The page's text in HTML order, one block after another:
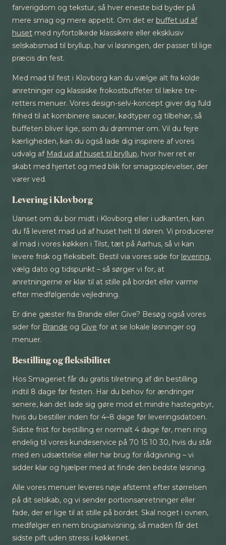
farverigdom og tekstur, så hver eneste bid byder på
mere smag og mere appetit. Om det er buffet ud af
huset med nyfortolkede klassikere eller eksklusiv
selskabsmad til bryllup, har vi løsningen, der passer til lige
præcis din fest.
Med mad til fest i Klovborg kan du vælge alt fra kolde
anretninger og klassiske frokostbuffeter til lækre tre-
retters menuer. Vores design-selv-koncept giver dig fuld
frihed til at kombinere saucer, kødtyper og tilbehør, så
buffeten bliver lige, som du drømmer om. Vil du fejre
kærligheden, kan du også lade dig inspirere af vores
udvalg af Mad ud af huset til bryllup, hvor hver ret er
skabt med hjertet og med blik for smagsoplevelser, der
varer ved.
Levering i Klovborg
Uanset om du bor midt i Klovborg eller i udkanten, kan
du få leveret mad ud af huset helt til døren. Vi producerer
al mad i vores køkken i Tilst, tæt på Aarhus, så vi kan
levere frisk og fleksibelt. Bestil via vores side for levering,
vælg dato og tidspunkt – så sørger vi for, at
anretningerne er klar til at stille på bordet eller varme
efter medfølgende vejledning.
Er dine gæster fra Brande eller Give? Besøg også vores
sider for Brande og Give for at se lokale løsninger og
menuer.
Bestilling og fleksibilitet
Hos Smageriet får du gratis tilretning af din bestilling
indtil 8 dage før festen. Har du behov for ændringer
senere, kan det lade sig gøre mod et mindre hastegebyr,
hvis du bestiller inden for 4–8 dage før leveringsdatoen.
Sidste frist for bestilling er normalt 4 dage før, men ring
endelig til vores kundeservice på 70 15 10 30, hvis du står
med en udsættelse eller har brug for rådgivning – vi
sidder klar og hjælper med at finde den bedste løsning.
Alle vores menuer leveres nøje afstemt efter størrelsen
på dit selskab, og vi sender portionsanretninger eller
fade, der er lige til at stille på bordet. Skal noget i ovnen,
medfølger en nem brugsanvisning, så maden får det
sidste pift uden stress i køkkenet.